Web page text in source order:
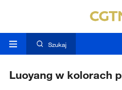
Szukaj
Luoyang w kolorach